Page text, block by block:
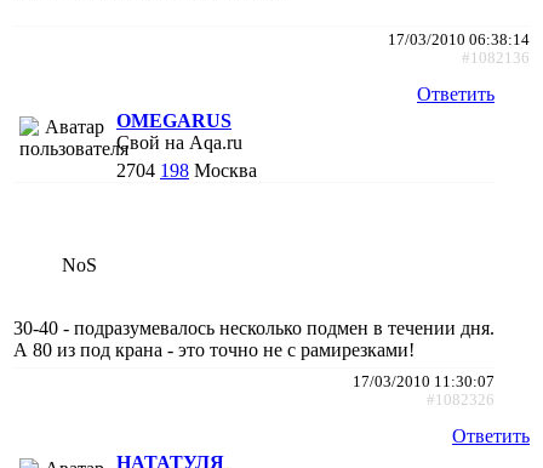
17/03/2010 06:38:14
#1082136
Ответить
OMEGARUS
Свой на Aqa.ru
2704 198 Москва
NoS
30-40 - подразумевалось несколько подмен в течении дня.
А 80 из под крана - это точно не с рамирезками!
17/03/2010 11:30:07
#1082326
Ответить
НАТАТУЛЯ